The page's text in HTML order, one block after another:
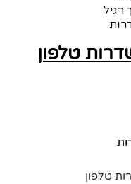
רגיל
טלפון
טלפון